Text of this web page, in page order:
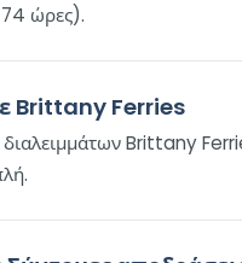
ώρες).
Brittany Ferries
Brittany